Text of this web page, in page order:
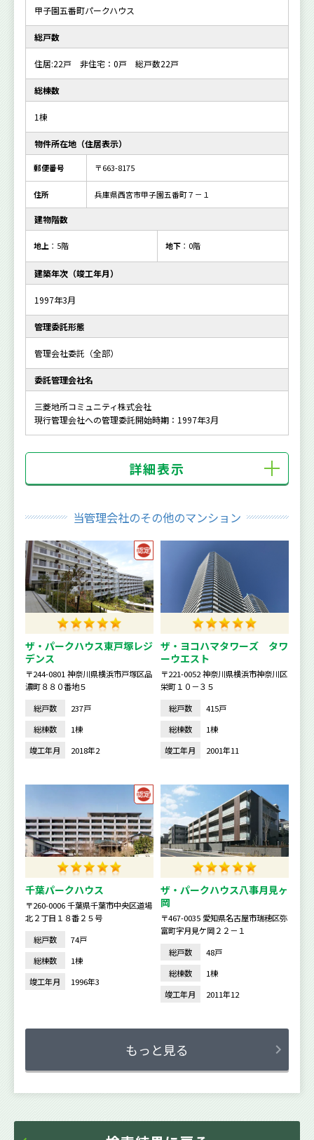
甲子園五番町パークハウス
総戸数
住居:22戸 非住宅：0戸 総戸数22戸
総棟数
1棟
物件所在地（住居表示）
郵便番号 〒663-8175
住所 兵庫県西宮市甲子園五番町７－１
建物階数
地上 ：5階 地下：0階
建築年次（竣工年月）
1997年3月
管理委託形態
管理会社委託（全部）
委託管理会社名
三菱地所コミュニティ株式会社
現行管理会社への管理委託開始時期：1997年3月
詳細表示
当管理会社のその他のマンション
ザ・パークハウス東戸塚レジ
デンス
〒244-0801 神奈川県横浜市戸塚区品
濃町８８０番地５
総戸数
237戸
総棟数
1棟
竣工年月
2018年2
ザ・ヨコハマタワーズ タワ
ーウエスト
〒221-0052 神奈川県横浜市神奈川区
栄町１０－３５
総戸数
415戸
総棟数
1棟
竣工年月
2001年11
千葉パークハウス
〒260-0006 千葉県千葉市中央区道場
北２丁目１８番２５号
総戸数
74戸
総棟数
1棟
竣工年月
1996年3
ザ・パークハウス八事月見ヶ
岡
〒467-0035 愛知県名古屋市瑞穂区弥
富町字月見ケ岡２２－１
総戸数
48戸
総棟数
1棟
竣工年月
2011年12
もっと見る